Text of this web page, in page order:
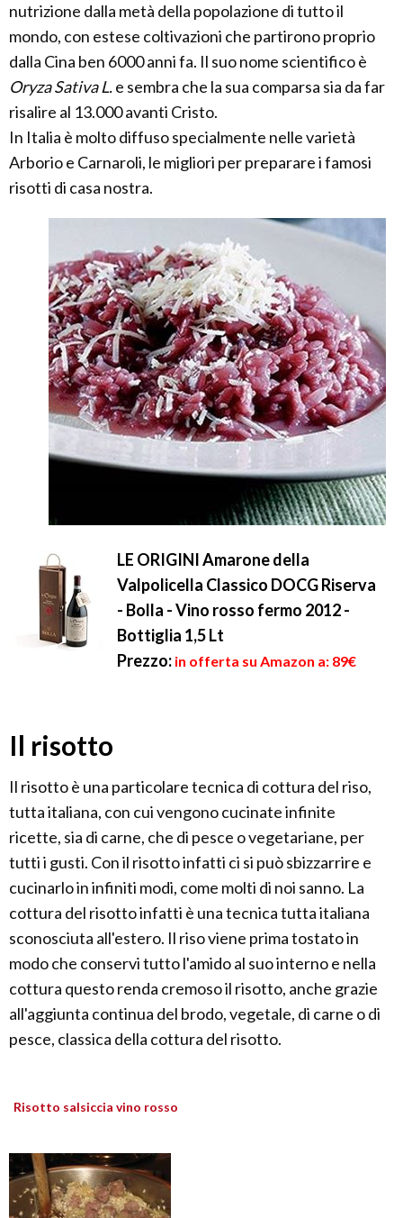
nutrizione dalla metà della popolazione di tutto il
mondo, con estese coltivazioni che partirono proprio
dalla Cina ben 6000 anni fa. Il suo nome scientifico è
Oryza Sativa L.e sembra che la sua comparsa sia da far
risalire al 13.000 avanti Cristo.
In Italia è molto diffuso specialmente nelle varietà
Arborio e Carnaroli, le migliori per preparare i famosi
risotti di casa nostra.
LE ORIGINI Amarone della
Valpolicella Classico DOCG Riserva
- Bolla - Vino rosso fermo 2012 -
Bottiglia 1,5 Lt
Prezzo: in offerta su Amazon a: 89€
Il risotto
Il risotto è una particolare tecnica di cottura del riso,
tutta italiana, con cui vengono cucinate infinite
ricette, sia di carne, che di pesce o vegetariane, per
tutti i gusti. Con il risotto infatti ci si può sbizzarrire e
cucinarlo in infiniti modi, come molti di noi sanno. La
cottura del risotto infatti è una tecnica tutta italiana
sconosciuta all'estero. Il riso viene prima tostato in
modo che conservi tutto l'amido al suo interno e nella
cottura questo renda cremoso il risotto, anche grazie
all'aggiunta continua del brodo, vegetale, di carne o di
pesce, classica della cottura del risotto.
Risotto salsiccia vino rosso